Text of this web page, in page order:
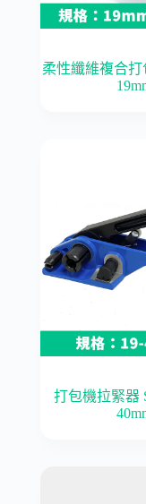
柔性纖維複合打
打包機拉緊器